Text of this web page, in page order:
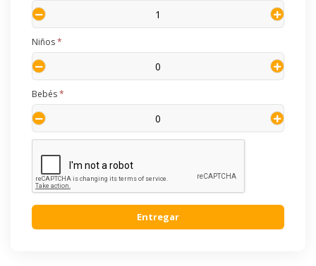
*
Niños
*
Bebés
Entregar